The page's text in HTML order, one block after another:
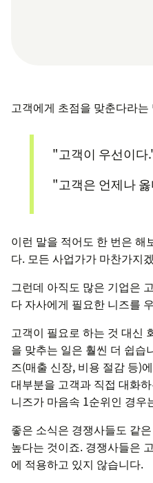
고객에게 초점을 맞춘다라
"고객이 우선이다
"고객은 언제나
이런 말을 적어도 한 번은 해
다. 모든 사업가가 마찬가지
그런데 아직도 많은 기업은
다 자사에게 필요한 니즈를
고객이 필요로 하는 것 대신
을 맞추는 일은 훨씬 더 쉽습
즈(매출 신장, 비용 절감 등)
대부분을 고객과 직접 대화
니즈가 마음속 1순위인 경우
좋은 소식은 경쟁사들도 같
높다는 것이죠. 경쟁사들은
에 적용하고 있지 않습니다.